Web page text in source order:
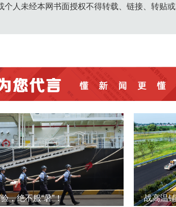
人未经本网书面授权不得转载、链接、转贴
，绝不服“暑”！ 战高温